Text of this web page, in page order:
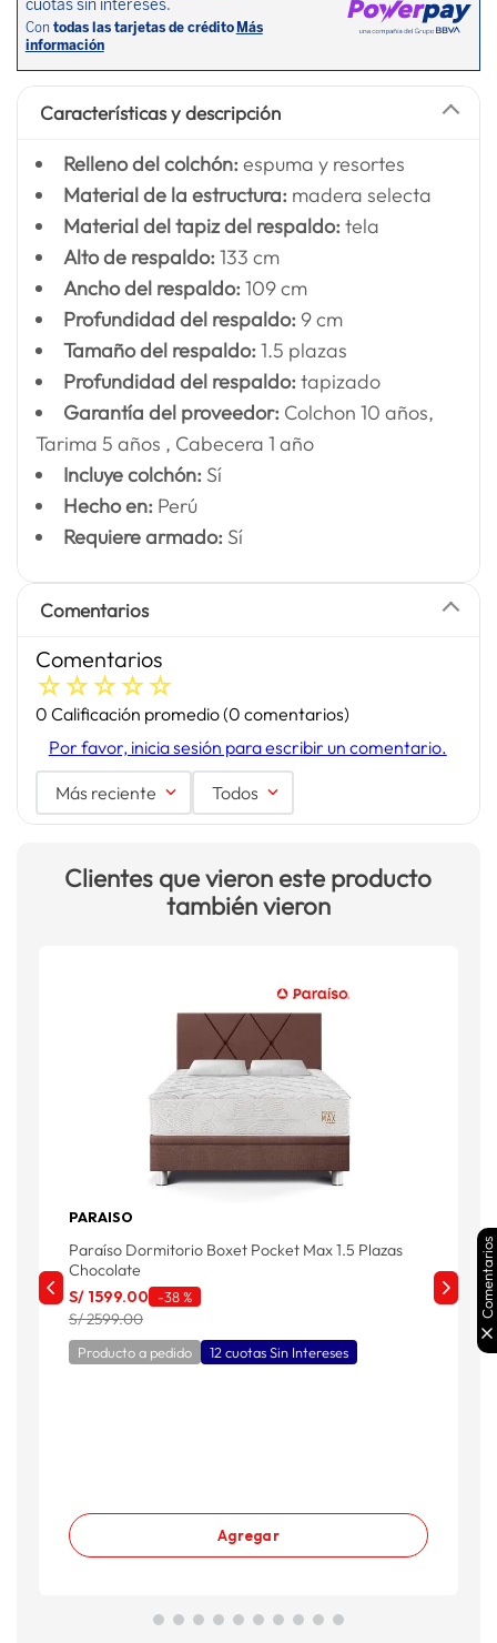
Características y descripción
Relleno del colchón: espuma y resortes
Material de la estructura: madera selecta
Material del tapiz del respaldo: tela
Alto de respaldo: 133 cm
Ancho del respaldo: 109 cm
Profundidad del respaldo: 9 cm
Tamaño del respaldo: 1.5 plazas
Profundidad del respaldo: tapizado
Garantía del proveedor: Colchon 10 años,
Tarima 5 años , Cabecera 1 año
Incluye colchón: Sí
Hecho en: Perú
Requiere armado: Sí
Comentarios
Comentarios
☆☆☆☆☆
0 Calificación promedio(0 comentarios)
Por favor, inicia sesión para escribir un comentario.
Más reciente Todos
Clientes que vieron este producto
también vieron
PARAISO
Paraíso Dormitorio Boxet Pocket Max 1.5 Plazas
Chocolate
S/ 1599.00 -38 %
S/ 2599.00
Producto a pedido 12 cuotas Sin Intereses
Agregar
Comentarios